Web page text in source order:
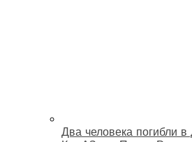
Два человека погибли